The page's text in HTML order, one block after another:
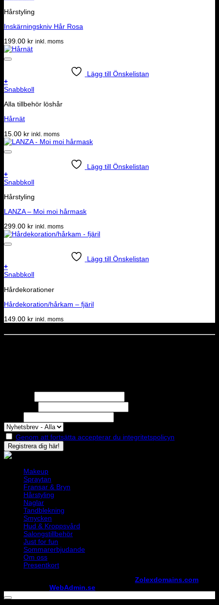
Hårstyling
Inskärningskniv Hår Rosa
199.00 kr inkl. moms
Lägg till Önskelistan
+
Snabbkoll
Alla tillbehör löshår
Hårnät
15.00 kr inkl. moms
Lägg till Önskelistan
+
Snabbkoll
Hårstyling
LANZA – Moi moi hårmask
299.00 kr inkl. moms
Lägg till Önskelistan
+
Snabbkoll
Hårdekorationer
Hårdekoration/hårkam – fjäril
149.00 kr inkl. moms
Genom att fortsätta accepterar du integritetspolicyn
Makeup
Spraytan
Fransar & Bryn
Hårstyling
Naglar
Tandblekning
Smycken
Hud & Kroppsvård
Salongstillbehör
Just for fun
Sommarerbjudande
Om oss
Presentkort
Zolexdomains.com
WebAdmin.se